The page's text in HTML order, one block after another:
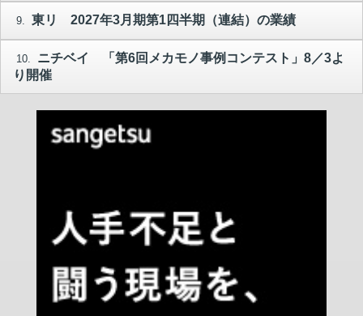
9. 東リ 2027年3月期第1四半期（連結）の業績
10.
ニチベイ 「第6回メカモノ事例コンテスト」8／3よ
り開催